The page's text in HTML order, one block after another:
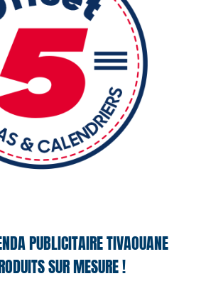
PUBLICITAIRE TIVAOUANE
SUR MESURE !